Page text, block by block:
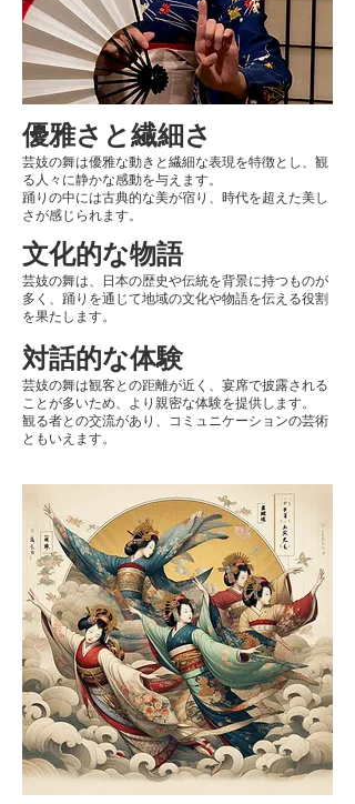
優雅さと繊細さ
芸妓の舞は優雅な動きと繊細な表現を特徴とし、観
る人々に静かな感動を与えます。
踊りの中には古典的な美が宿り、時代を超えた美し
さが感じられます。
文化的な物語
芸妓の舞は、日本の歴史や伝統を背景に持つものが
多く、踊りを通じて地域の文化や物語を伝える役割
を果たします。
対話的な体験
芸妓の舞は観客との距離が近く、宴席で披露される
ことが多いため、より親密な体験を提供します。
観る者との交流があり、コミュニケーションの芸術
ともいえます。